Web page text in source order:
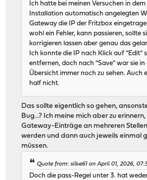
Ich hatte bei meinen Versuchen in dem
Installation automatisch angelegten
Gateway die IP der Fritzbox
wohl ein Fehler, kann passieren, sollte
korrigieren lassen aber genau das
Ich konnte die IP nach Klick auf "Edit"
entfernen, doch nach "Save" war sie
Übersicht immer noch zu sehen. Auch
half nicht.
Das sollte eigentlich so gehen,
Bug...? Ich meine mich aber zu
Gateway-Einträge an mehreren
werden und dann auch jeweils einmal
müssen.
Quote from: silke61 on April 01, 2026,
Doch die pass-Regel unter 3. hat